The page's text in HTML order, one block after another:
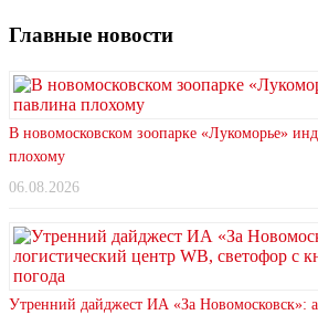
Главные новости
В новомосковском зоопарке «Лукоморье»
плохому
06.08.2026
Утренний дайджест ИА «За Новомосковск»: